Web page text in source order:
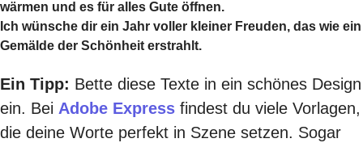
wärmen und es für alles Gute öffnen.
Ich wünsche dir ein Jahr voller kleiner Freuden, das wie ein
Gemälde der Schönheit erstrahlt.
Ein Tipp: Bette diese Texte in ein schönes Design
ein. Bei Adobe Express findest du viele Vorlagen,
die deine Worte perfekt in Szene setzen. Sogar